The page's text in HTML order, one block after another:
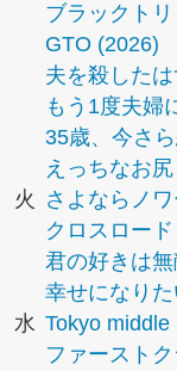
ブラックト
GTO (2026)
夫を殺した
もう1度夫婦
35歳、今さ
えっちなお
火
さよならノ
クロスロー
君の好きは無
幸せになり
水 Tokyo middle
ファースト